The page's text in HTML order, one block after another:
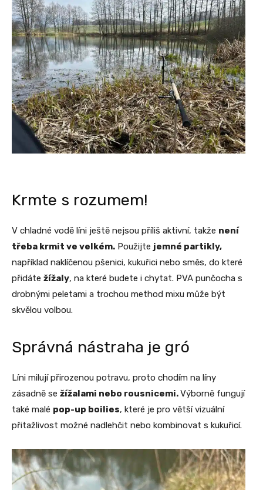
Krmte s rozumem!
V chladné vodě líni ještě nejsou příliš aktivní, takže není
třeba krmit ve velkém. Použijte jemné partikly,
například naklíčenou pšenici, kukuřici nebo směs, do které
přidáte žížaly, na které budete i chytat. PVA punčocha s
drobnými peletami a trochou method mixu může být
skvělou volbou.
Správná nástraha je gró
Líni milují přirozenou potravu, proto chodím na líny
zásadně se žížalami nebo rousnicemi.Výborně fungují
také malé pop-up boilies, které je pro větší vizuální
přitažlivost možné nadlehčit nebo kombinovat s kukuřicí.